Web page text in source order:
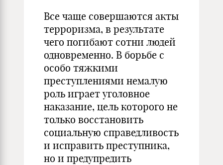
Все чаще совершаются акты
терроризма, в результате
чего погибают сотни людей
одновременно. В борьбе с
особо тяжкими
преступлениями немалую
роль играет уголовное
наказание, цель которого не
только восстановить
социальную справедливость
и исправить преступника,
но и предупредить